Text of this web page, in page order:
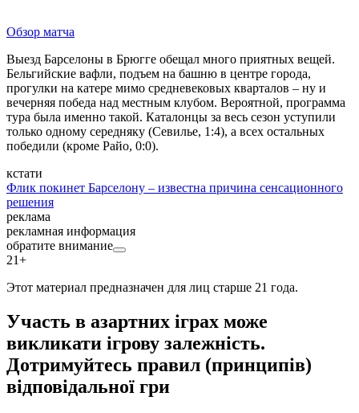
Обзор матча
Выезд Барселоны в Брюгге обещал много приятных вещей.
Бельгийские вафли, подъем на башню в центре города,
прогулки на катере мимо средневековых кварталов – ну и
вечерняя победа над местным клубом. Вероятной, программа
тура была именно такой. Каталонцы за весь сезон уступили
только одному середняку (Севилье, 1:4), а всех остальных
победили (кроме Райо, 0:0).
кстати
Флик покинет Барселону – известна причина сенсационного
решения
реклама
рекламная информация
обратите внимание
21+
Этот материал предназначен для лиц старше 21 года.
Участь в азартних іграх може
викликати ігрову залежність.
Дотримуйтесь правил (принципів)
відповідальної гри